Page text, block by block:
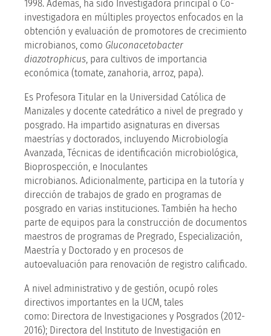
1998. Además, ha sido Investigadora principal o Co-
investigadora en múltiples proyectos enfocados en la
obtención y evaluación de promotores de crecimiento
microbianos, como Gluconacetobacter
diazotrophicus, para cultivos de importancia
económica (tomate, zanahoria, arroz, papa).
Es Profesora Titular en la Universidad Católica de
Manizales y docente catedrático a nivel de pregrado y
posgrado. Ha impartido asignaturas en diversas
maestrías y doctorados, incluyendo Microbiología
Avanzada, Técnicas de identificación microbiológica,
Bioprospección, e Inoculantes
microbianos. Adicionalmente, participa en la tutoría y
dirección de trabajos de grado en programas de
posgrado en varias instituciones. También ha hecho
parte de equipos para la construcción de documentos
maestros de programas de Pregrado, Especialización,
Maestría y Doctorado y en procesos de
autoevaluación para renovación de registro calificado.
A nivel administrativo y de gestión, ocupó roles
directivos importantes en la UCM, tales
como: Directora de Investigaciones y Posgrados (2012-
2016); Directora del Instituto de Investigación en